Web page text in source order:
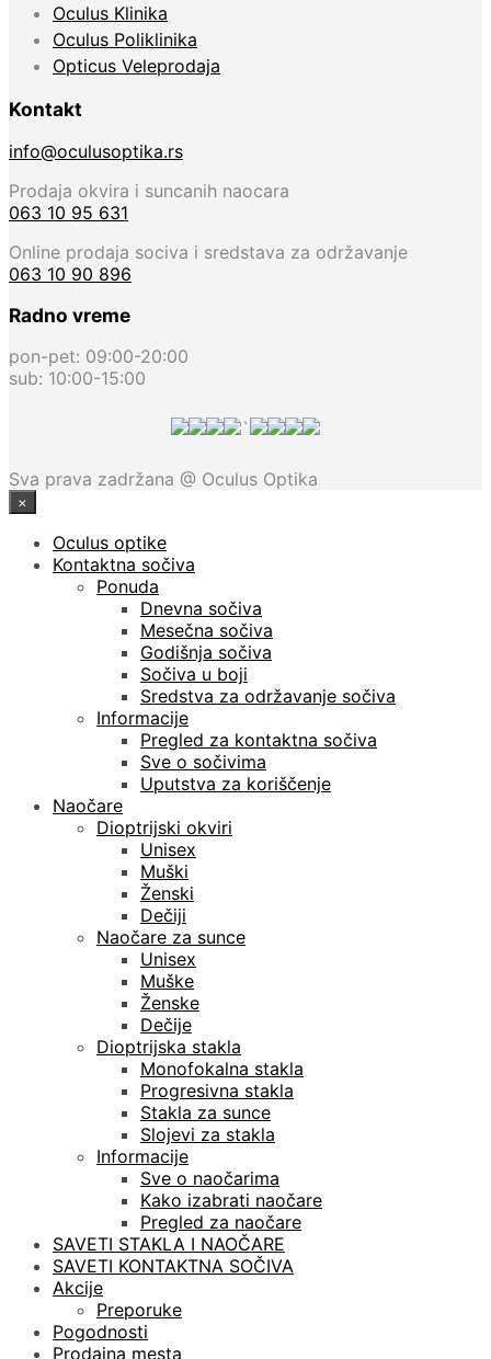
Oculus Klinika
Oculus Poliklinika
Opticus Veleprodaja
Kontakt
info@oculusoptika.rs
Prodaja okvira i suncanih naocara
063 10 95 631
Online prodaja sociva i sredstava za održavanje
063 10 90 896
Radno vreme
pon-pet: 09:00-20:00
sub: 10:00-15:00
`
Sva prava zadržana @ Oculus Optika
×
Oculus optike
Kontaktna sočiva
Ponuda
Dnevna sočiva
Mesečna sočiva
Godišnja sočiva
Sočiva u boji
Sredstva za održavanje sočiva
Informacije
Pregled za kontaktna sočiva
Sve o sočivima
Uputstva za koriščenje
Naočare
Dioptrijski okviri
Unisex
Muški
Ženski
Dečiji
Naočare za sunce
Unisex
Muške
Ženske
Dečije
Dioptrijska stakla
Monofokalna stakla
Progresivna stakla
Stakla za sunce
Slojevi za stakla
Informacije
Sve o naočarima
Kako izabrati naočare
Pregled za naočare
SAVETI STAKLA I NAOČARE
SAVETI KONTAKTNA SOČIVA
Akcije
Preporuke
Pogodnosti
Prodajna mesta